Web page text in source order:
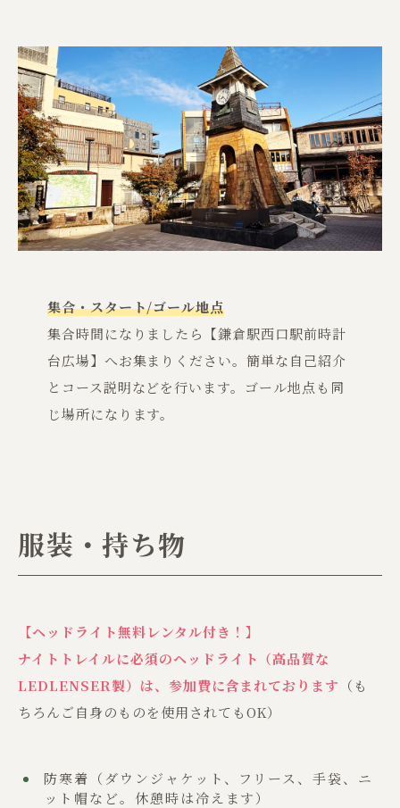
集合・スタート/ゴール地点
集合時間になりましたら【鎌倉駅西口駅前時計
台広場】へお集まりください。簡単な自己紹介
とコース説明などを行います。ゴール地点も同
じ場所になります。
服装・持ち物
【ヘッドライト無料レンタル付き！】
ナイトトレイルに必須のヘッドライト（高品質な
LEDLENSER製）は、参加費に含まれております （も
ちろんご自身のものを使用されてもOK）
防寒着（ダウンジャケット、フリース、手袋、ニ
ット帽など。休憩時は冷えます）